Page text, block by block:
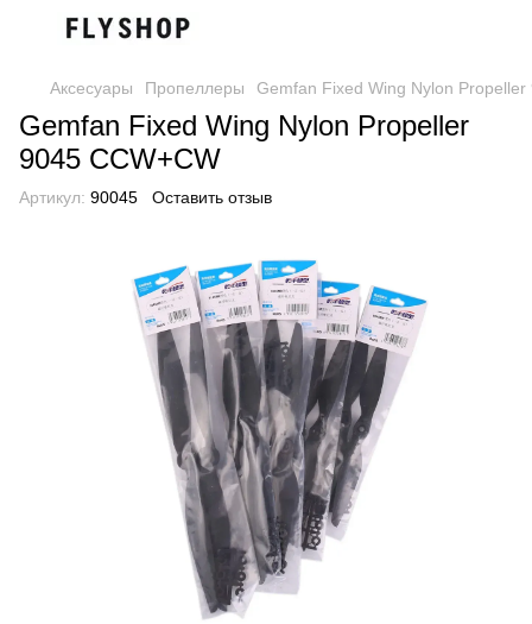
Аксесуары Пропеллеры Gemfan Fixed Wing Nylon Propeller
Gemfan Fixed Wing Nylon Propeller
9045 CCW+CW
Артикул: 90045 Оставить отзыв